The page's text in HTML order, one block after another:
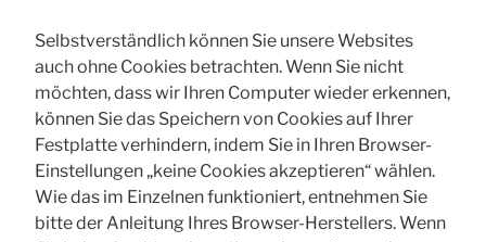
Selbstverständlich können Sie unsere Websites
auch ohne Cookies betrachten. Wenn Sie nicht
möchten, dass wir Ihren Computer wieder erkennen,
können Sie das Speichern von Cookies auf Ihrer
Festplatte verhindern, indem Sie in Ihren Browser-
Einstellungen „keine Cookies akzeptieren“ wählen.
Wie das im Einzelnen funktioniert, entnehmen Sie
bitte der Anleitung Ihres Browser-Herstellers. Wenn